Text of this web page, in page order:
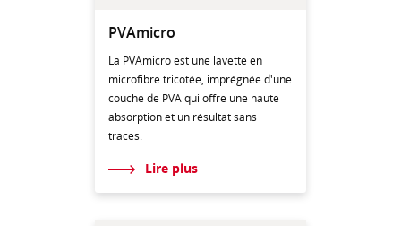
PVAmicro
La PVAmicro est une lavette en
microfibre tricotée, imprégnée d'une
couche de PVA qui offre une haute
absorption et un résultat sans
traces.
Lire plus